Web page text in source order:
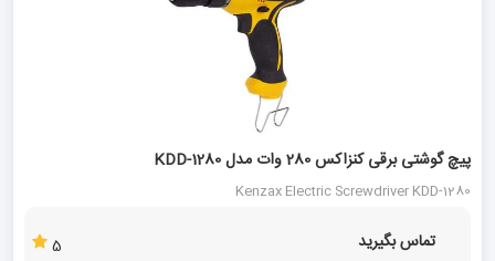
پیچ گوشتی برقی کنزاکس 280 وات مدل KDD-1280
Kenzax Electric Screwdriver KDD-1280
تماس بگیرید 5